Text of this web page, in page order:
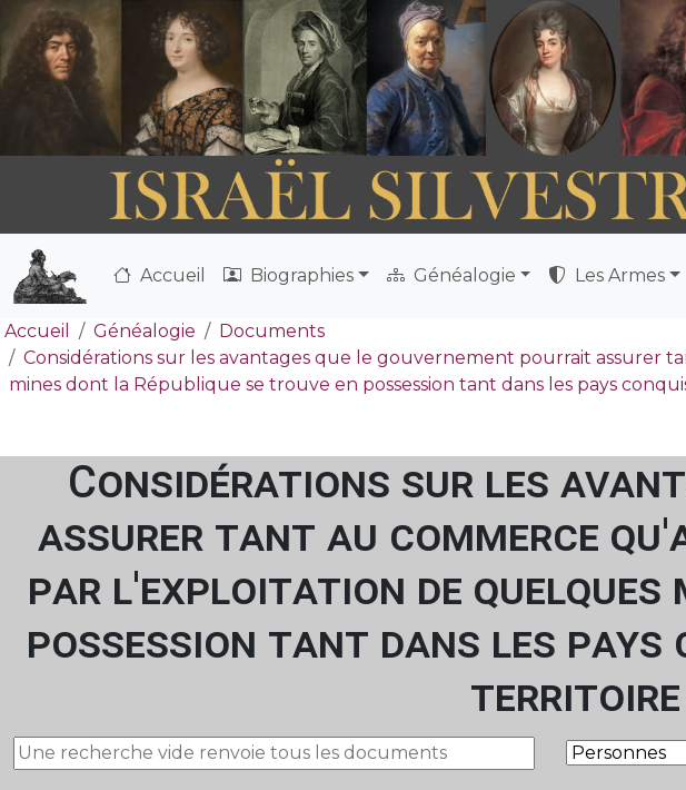
Accueil Biographies Généalogie Les Armes
Accueil Généalogie
Documents
Considérations sur les avantages que le gouvernement pourrait assurer
mines dont la République se trouve en possession tant dans les pays
Considérations sur les
assurer tant au commerce
par l'exploitation de quelques
possession tant dans les pays
territoire